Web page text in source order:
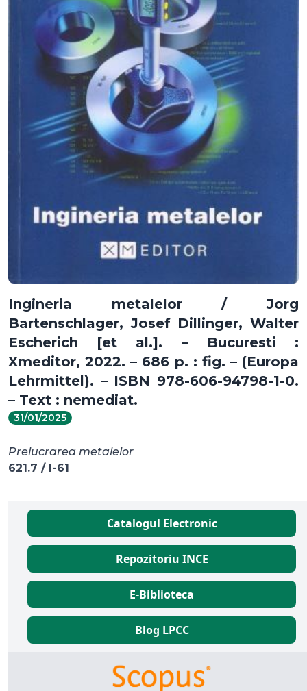
Ingineria metalelor / Jorg
Bartenschlager, Josef Dillinger, Walter
Escherich [et al.]. – Bucuresti :
Xmeditor, 2022. – 686 p. : fig. – (Europa
Lehrmittel). – ISBN 978-606-94798-1-0.
– Text : nemediat.
31/01/2025
Prelucrarea metalelor
621.7 / I-61
Catalogul Electronic
Repozitoriu INCE
E-Biblioteca
Blog LPCC